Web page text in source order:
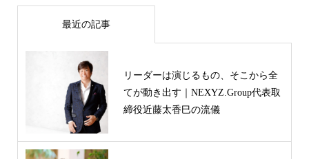
最近の記事
リーダーは演じるもの、そこから全
てが動き出す｜NEXYZ.Group代表取
締役近藤太香巳の流儀